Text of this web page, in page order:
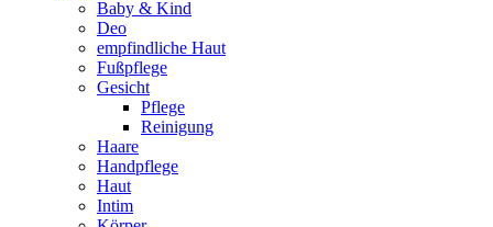
Baby & Kind
Deo
empfindliche Haut
Fußpflege
Gesicht
Pflege
Reinigung
Haare
Handpflege
Haut
Intim